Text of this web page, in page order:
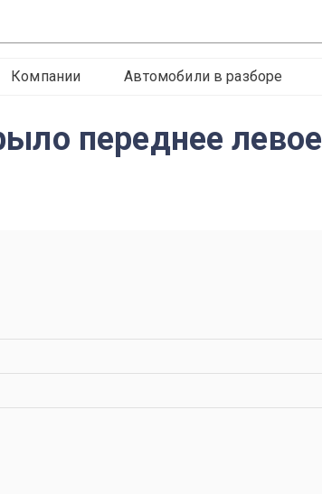
Компании Автомобили в разборе
переднее левое